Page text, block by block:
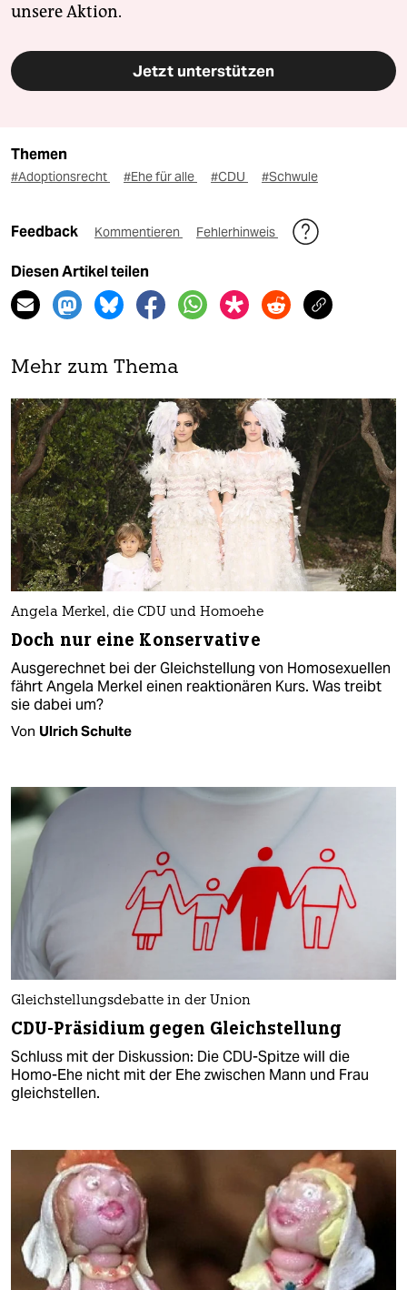
unsere Aktion.
Jetzt unterstützen
Themen
#Adoptionsrecht #Ehe für alle #CDU #Schwule
Feedback Kommentieren Fehlerhinweis
Diesen Artikel teilen
Mehr zum Thema
Angela Merkel, die CDU und Homoehe
Doch nur eine Konservative
Ausgerechnet bei der Gleichstellung von Homosexuellen
fährt Angela Merkel einen reaktionären Kurs. Was treibt
sie dabei um?
Von Ulrich Schulte
Gleichstellungsdebatte in der Union
CDU-Präsidium gegen Gleichstellung
Schluss mit der Diskussion: Die CDU-Spitze will die
Homo-Ehe nicht mit der Ehe zwischen Mann und Frau
gleichstellen.